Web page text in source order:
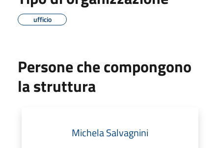
ufficio
Persone che compongono
la struttura
Michela Salvagnini